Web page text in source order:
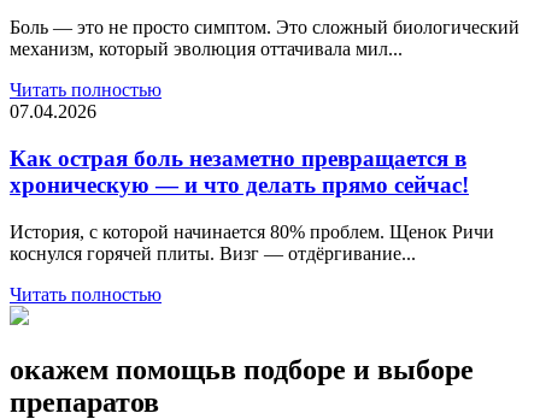
Боль — это не просто симптом. Это сложный биологический
механизм, который эволюция оттачивала мил...
Читать полностью
07.04.2026
Как острая боль незаметно превращается в
хроническую — и что делать прямо сейчас!
История, с которой начинается 80% проблем. Щенок Ричи
коснулся горячей плиты. Визг — отдёргивание...
Читать полностью
окажем помощьв подборе и выборе
препаратов